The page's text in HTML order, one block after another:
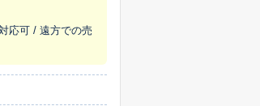
応可 / 遠方での売